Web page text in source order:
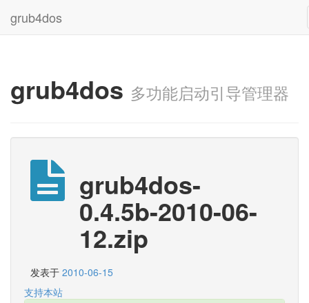
grub4dos
grub4dos 多功能启动引导管理器
grub4dos-
0.4.5b-2010-06-
12.zip
发表于 2010-06-15
支持本站